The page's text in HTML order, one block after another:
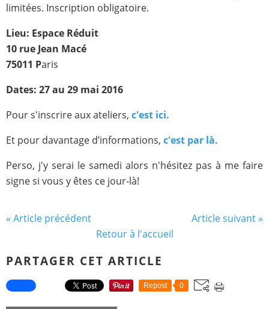
limitées. Inscription obligatoire.
Lieu: Espace Réduit
10 rue Jean Macé
75011 Paris
Dates: 27 au 29 mai 2016
Pour s'inscrire aux ateliers, c'est ici.
Et pour davantage d’informations, c'est par là.
Perso, j'y serai le samedi alors n'hésitez pas à me faire
signe si vous y êtes ce jour-là!
« Article précédent
Article suivant »
Retour à l'accueil
PARTAGER CET ARTICLE
Repost 0